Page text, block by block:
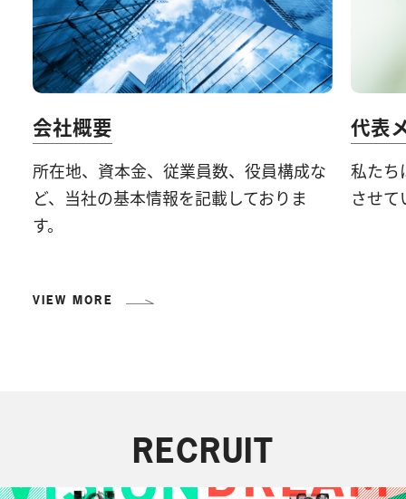
会社概要
所在地、資本金、従業員数、役員構成な
ど、 当社の基本情報を記載しておりま
す。
代表
私たち
させて
VIEW MORE
RECRUIT